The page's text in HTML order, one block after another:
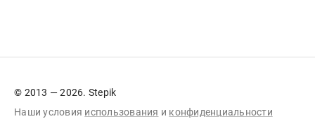
© 2013 — 2026. Stepik
Наши условия использования и конфиденциальности